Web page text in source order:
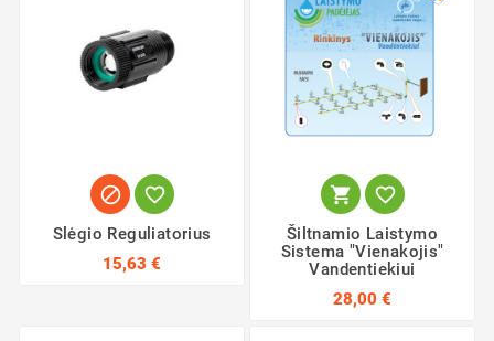
 
Slėgio Reguliatorius
15,63 €
 
Šiltnamio Laistymo
Sistema "Vienakojis"
Vandentiekiui
28,00 €